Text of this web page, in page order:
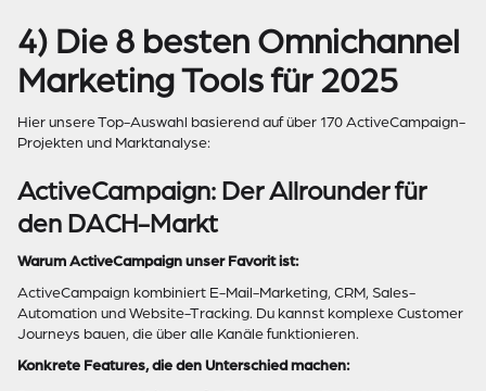
4) Die 8 besten Omnichannel
Marketing Tools für 2025
Hier unsere Top-Auswahl basierend auf über 170 ActiveCampaign-
Projekten und Marktanalyse:
ActiveCampaign: Der Allrounder für
den DACH-Markt
Warum ActiveCampaign unser Favorit ist:
ActiveCampaign kombiniert E-Mail-Marketing, CRM, Sales-
Automation und Website-Tracking. Du kannst komplexe Customer
Journeys bauen, die über alle Kanäle funktionieren.
Konkrete Features, die den Unterschied machen: